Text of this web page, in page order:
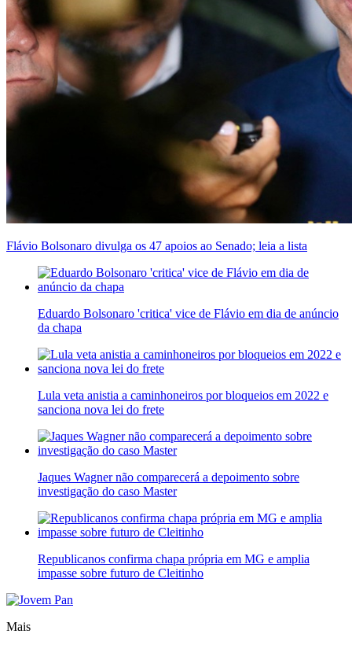
Flávio Bolsonaro divulga os 47 apoios ao Senado; leia a lista
Eduardo Bolsonaro 'critica' vice de Flávio em dia de anúncio
da chapa
Lula veta anistia a caminhoneiros por bloqueios em 2022 e
sanciona nova lei do frete
Jaques Wagner não comparecerá a depoimento sobre
investigação do caso Master
Republicanos confirma chapa própria em MG e amplia
impasse sobre futuro de Cleitinho
Mais